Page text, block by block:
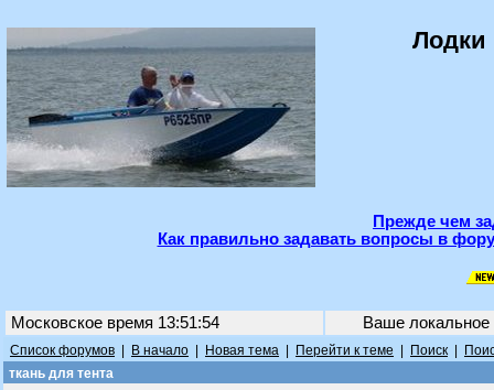
Лодки
Прежде чем
Как правильно задавать вопросы в
Московское время 13:51:54 Ваше
Список форумов В начало Новая тема Перейти к теме Поиск
ткань для тента